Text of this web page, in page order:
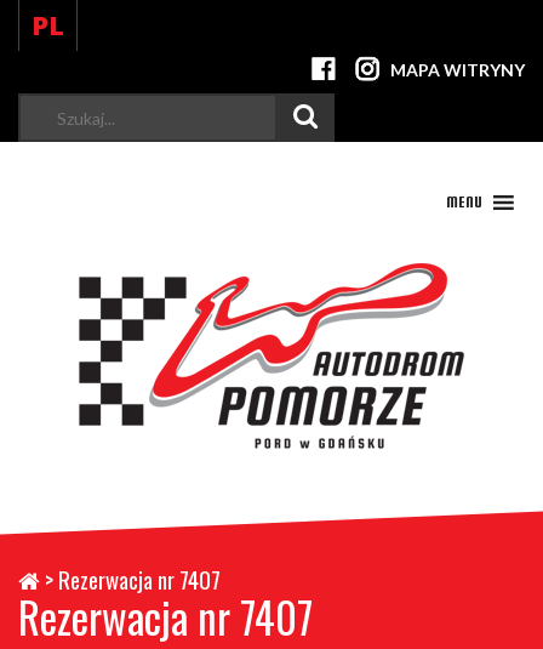
PL
MAPA WITRYNY
MENU
>Rezerwacja nr 7407
Rezerwacja nr 7407